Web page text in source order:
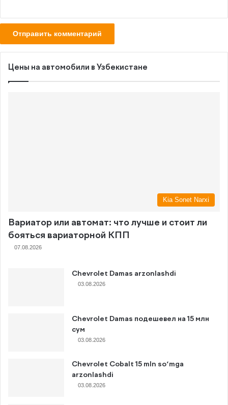
Цены на автомобили в Узбекистане
Kia Sonet Narxi
Вариатор или автомат: что лучше и стоит ли
бояться вариаторной КПП
07.08.2026
Chevrolet Damas arzonlashdi
03.08.2026
Chevrolet Damas подешевел на 15 млн
сум
03.08.2026
Chevrolet Cobalt 15 mln so‘mga
arzonlashdi
03.08.2026